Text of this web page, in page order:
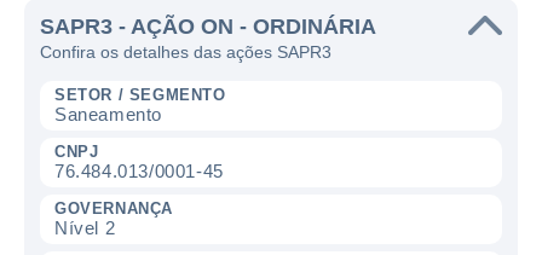
SAPR3 - AÇÃO ON - ORDINÁRIA
Confira os detalhes das ações SAPR3
SETOR / SEGMENTO
Saneamento
CNPJ
76.484.013/0001-45
GOVERNANÇA
Nível 2